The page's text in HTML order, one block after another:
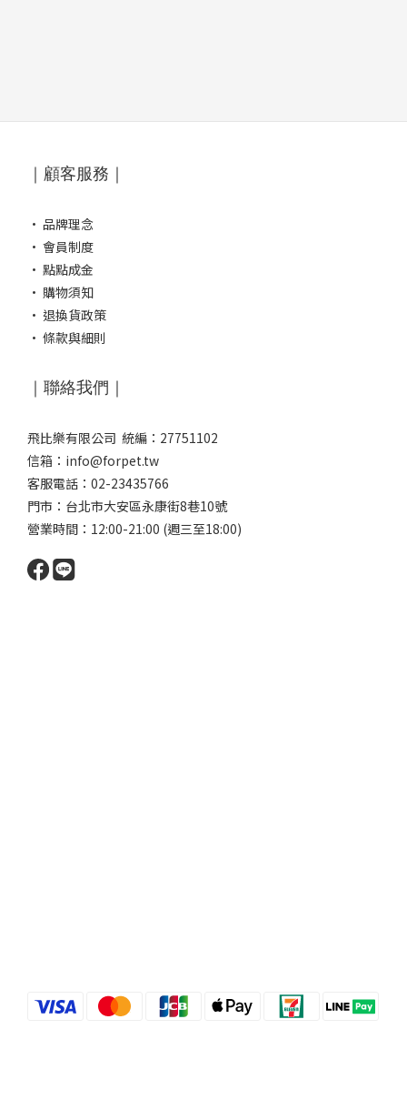
｜顧客服務｜
· 品牌理念
· 會員制度
· 點點成金
· 購物須知
· 退換貨政策
· 條款與細則
｜聯絡我們｜
飛比樂有限公司 統編：27751102
信箱：info@forpet.tw
客服電話：02-23435766
門市： 台北市大安區永康街8巷10號
營業時間：12:00-21:00 (週三至18:00)